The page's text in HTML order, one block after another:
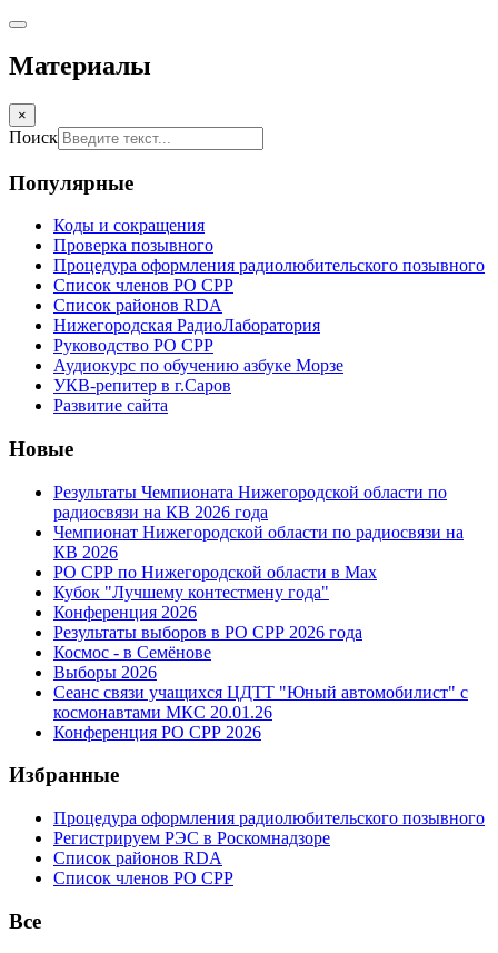
Материалы
×
Поиск
Популярные
Коды и сокращения
Проверка позывного
Процедура оформления радиолюбительского позывного
Список членов РО СРР
Список районов RDA
Нижегородская РадиоЛаборатория
Руководство РО СРР
Аудиокурс по обучению азбуке Морзе
УКВ-репитер в г.Саров
Развитие сайта
Новые
Результаты Чемпионата Нижегородской области по
радиосвязи на КВ 2026 года
Чемпионат Нижегородской области по радиосвязи на
КВ 2026
РО СРР по Нижегородской области в Max
Кубок "Лучшему контестмену года"
Конференция 2026
Результаты выборов в РО СРР 2026 года
Космос - в Семёнове
Выборы 2026
Сеанс связи учащихся ЦДТТ "Юный автомобилист" с
космонавтами МКС 20.01.26
Конференция РО СРР 2026
Избранные
Процедура оформления радиолюбительского позывного
Регистрируем РЭС в Роскомнадзоре
Список районов RDA
Список членов РО СРР
Все